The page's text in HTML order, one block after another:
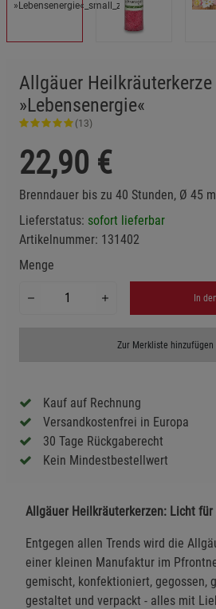
Allgäuer Heilkräuterkerze
»Lebensenergie«
(13)
22,90 €
Brenndauer bis zu 40 Stunden, Ø 45
Lieferstatus: sofort lieferbar
Artikelnummer: 131402
Menge
In
Zur Merkliste hinzufügen
Kauf auf Rechnung
Versandkostenfrei in Europa
30 Tage Rückgaberecht
Kein Mindestbestellwert
Allgäuer Heilkräuterkerzen: Licht für
Entgegen allen Trends wird die
einer kleinen Manufaktur im
gemischt, konfektioniert, gegossen,
gestaltet und verpackt - alles mit